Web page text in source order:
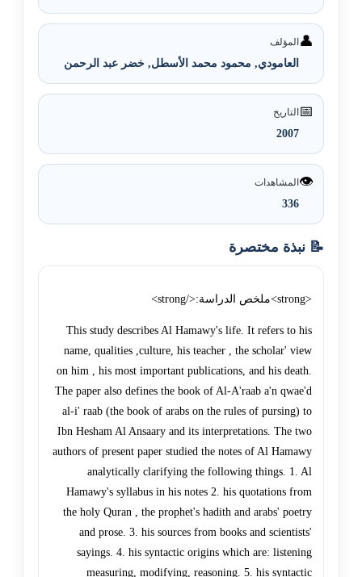
👤المؤلف
العامودي, محمود محمد الأسطل, خضر عبد الرحمن
📅التاريخ
2007
👁️المشاهدات
336
📝 نبذة مختصرة
<strong>ملخص الدراسة:</strong>
This study describes Al Hamawy's life. It refers to his
name, qualities ,culture, his teacher , the scholar' view
on him , his most important publications, and his death.
The paper also defines the book of Al-A'raab a'n qwae'd
al-i' raab (the book of arabs on the rules of pursing) to
Ibn Hesham Al Ansaary and its interpretations. The two
authors of present paper studied the notes of Al Hamawy
analytically clarifying the following things. 1. Al
Hamawy's syllabus in his notes 2. his quotations from
the holy Quran , the prophet's hadith and arabs' poetry
and prose. 3. his sources from books and scientists'
sayings. 4. his syntactic origins which are: listening
measuring, modifying, reasoning. 5. his syntactic